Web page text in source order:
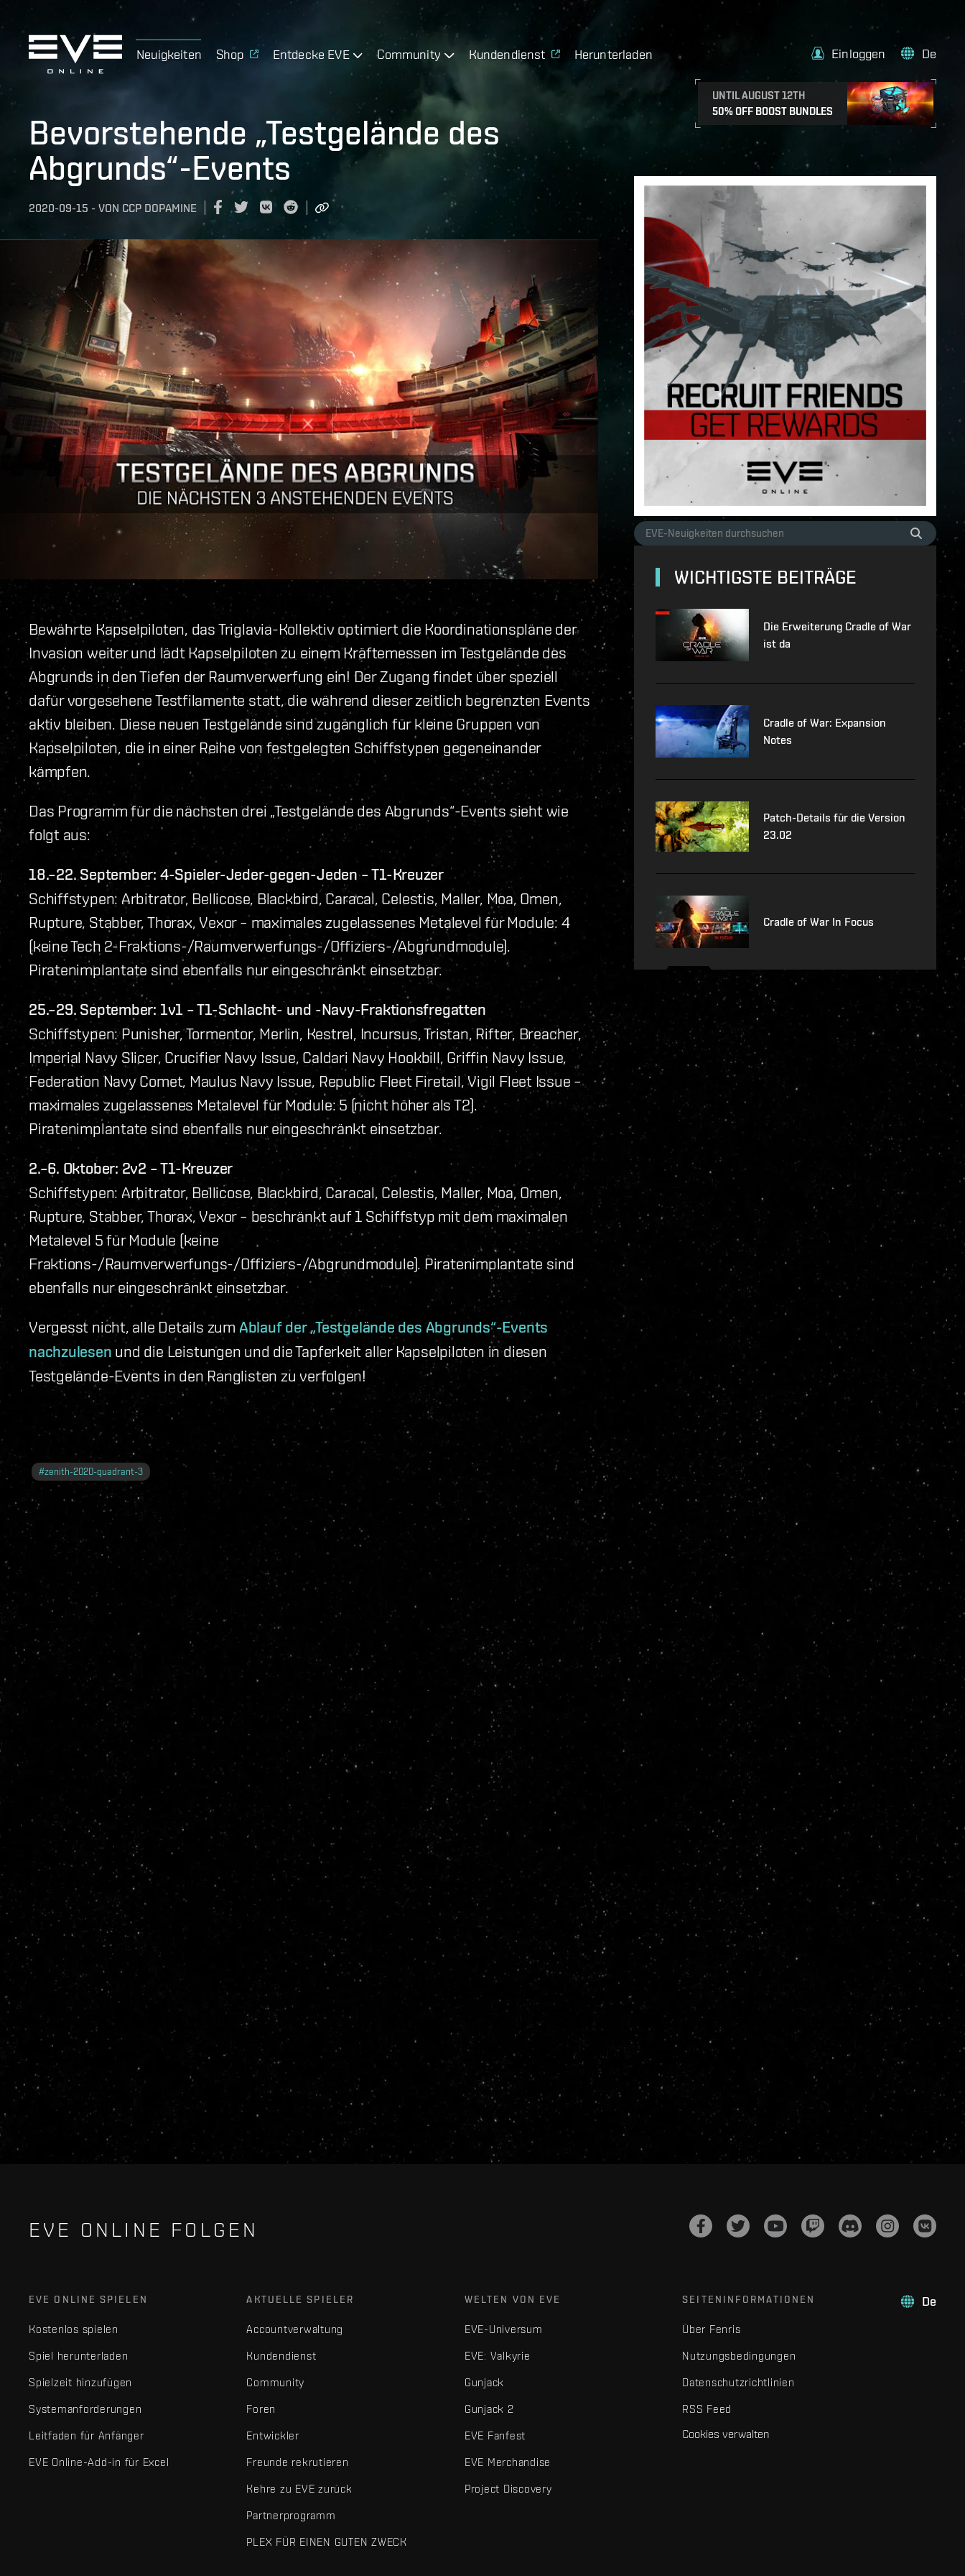
Neuigkeiten Shop Entdecke EVE Community Kundendienst Herunterladen
UNTIL AUGUST 12TH
50% OFF BOOST BUNDLES
Einloggen De
Bevorstehende „Testgelände des
Abgrunds“-Events
2020-09-15 - VON CCP DOPAMINE
Bewährte Kapselpiloten, das Triglavia-Kollektiv optimiert die Koordinationspläne der
Invasion weiter und lädt Kapselpiloten zu einem Kräftemessen im Testgelände des
Abgrunds in den Tiefen der Raumverwerfung ein! Der Zugang findet über speziell
dafür vorgesehene Testfilamente statt, die während dieser zeitlich begrenzten Events
aktiv bleiben. Diese neuen Testgelände sind zugänglich für kleine Gruppen von
Kapselpiloten, die in einer Reihe von festgelegten Schiffstypen gegeneinander
kämpfen.
Das Programm für die nächsten drei „Testgelände des Abgrunds“-Events sieht wie
folgt aus:
18.–22. September: 4-Spieler-Jeder-gegen-Jeden – T1-Kreuzer
Schiffstypen: Arbitrator, Bellicose, Blackbird, Caracal, Celestis, Maller, Moa, Omen,
Rupture, Stabber, Thorax, Vexor – maximales zugelassenes Metalevel für Module: 4
(keine Tech 2-Fraktions-/Raumverwerfungs-/Offiziers-/Abgrundmodule).
Piratenimplantate sind ebenfalls nur eingeschränkt einsetzbar.
25.–29. September: 1v1 – T1-Schlacht- und -Navy-Fraktionsfregatten
Schiffstypen: Punisher, Tormentor, Merlin, Kestrel, Incursus, Tristan, Rifter, Breacher,
Imperial Navy Slicer, Crucifier Navy Issue, Caldari Navy Hookbill, Griffin Navy Issue,
Federation Navy Comet, Maulus Navy Issue, Republic Fleet Firetail, Vigil Fleet Issue –
maximales zugelassenes Metalevel für Module: 5 (nicht höher als T2).
Piratenimplantate sind ebenfalls nur eingeschränkt einsetzbar.
2.–6. Oktober: 2v2 – T1-Kreuzer
Schiffstypen: Arbitrator, Bellicose, Blackbird, Caracal, Celestis, Maller, Moa, Omen,
Rupture, Stabber, Thorax, Vexor – beschränkt auf 1 Schiffstyp mit dem maximalen
Metalevel 5 für Module (keine
Fraktions-/Raumverwerfungs-/Offiziers-/Abgrundmodule). Piratenimplantate sind
ebenfalls nur eingeschränkt einsetzbar.
Vergesst nicht, alle Details zum Ablauf der „Testgelände des Abgrunds“-Events
nachzulesen und die Leistungen und die Tapferkeit aller Kapselpiloten in diesen
Testgelände-Events in den Ranglisten zu verfolgen!
#zenith-2020-quadrant-3
WICHTIGSTE BEITRÄGE
Die Erweiterung Cradle of War
ist da
Cradle of War: Expansion
Notes
Patch-Details für die Version
23.02
Cradle of War In Focus
EVE ONLINE FOLGEN
De
EVE ONLINE SPIELEN
Kostenlos spielen
Spiel herunterladen
Spielzeit hinzufügen
Systemanforderungen
Leitfaden für Anfänger
EVE Online-Add-in für Excel
AKTUELLE SPIELER
Accountverwaltung
Kundendienst
Community
Foren
Entwickler
Freunde rekrutieren
Kehre zu EVE zurück
Partnerprogramm
PLEX FÜR EINEN GUTEN ZWECK
WELTEN VON EVE
EVE-Universum
EVE: Valkyrie
Gunjack
Gunjack 2
EVE Fanfest
EVE Merchandise
Project Discovery
SEITENINFORMATIONEN
Über Fenris
Nutzungsbedingungen
Datenschutzrichtlinien
RSS Feed
Cookies verwalten